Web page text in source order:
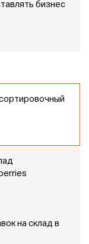
бизнес
на склад в